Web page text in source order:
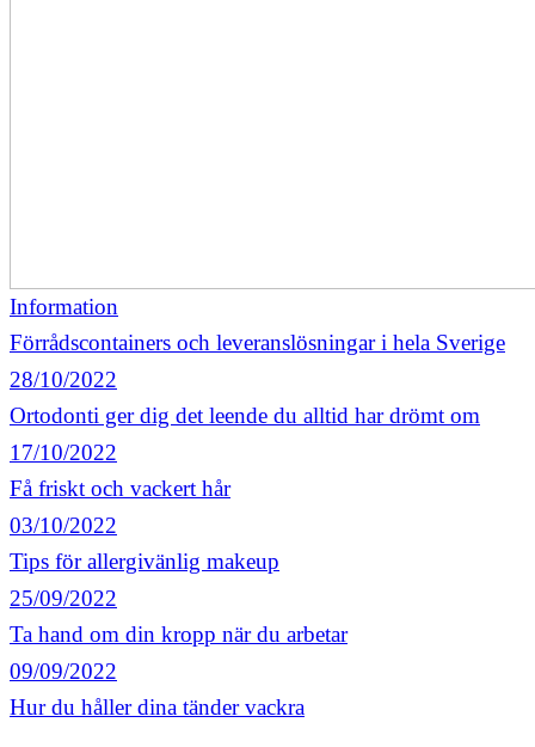
Information
Förrådscontainers och leveranslösningar i hela Sverige
28/10/2022
Ortodonti ger dig det leende du alltid har drömt om
17/10/2022
Få friskt och vackert hår
03/10/2022
Tips för allergivänlig makeup
25/09/2022
Ta hand om din kropp när du arbetar
09/09/2022
Hur du håller dina tänder vackra